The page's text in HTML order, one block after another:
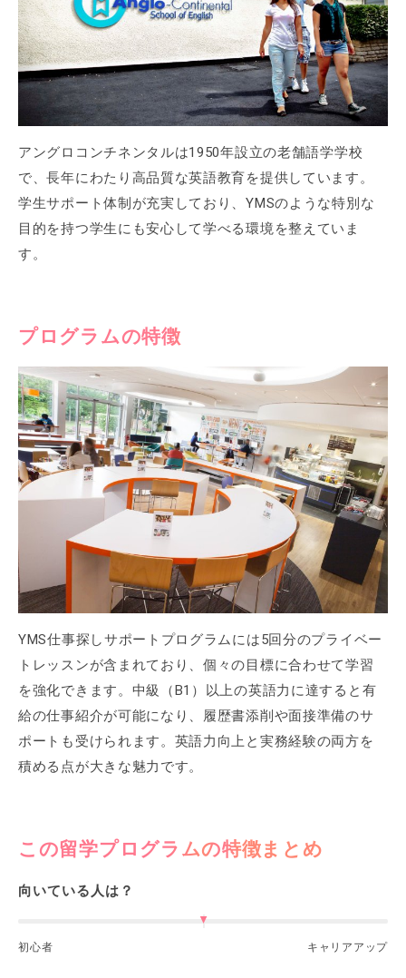
アングロコンチネンタルは1950年設立の老舗語学学校
で、長年にわたり高品質な英語教育を提供しています。
学生サポート体制が充実しており、YMSのような特別な
目的を持つ学生にも安心して学べる環境を整えていま
す。
プログラムの特徴
YMS仕事探しサポートプログラムには5回分のプライベー
トレッスンが含まれており、個々の目標に合わせて学習
を強化できます。中級（B1）以上の英語力に達すると有
給の仕事紹介が可能になり、履歴書添削や面接準備のサ
ポートも受けられます。英語力向上と実務経験の両方を
積める点が大きな魅力です。
この留学プログラムの特徴まとめ
向いている人は？
初心者 キャリアアップ